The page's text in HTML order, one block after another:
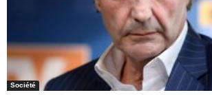
Société